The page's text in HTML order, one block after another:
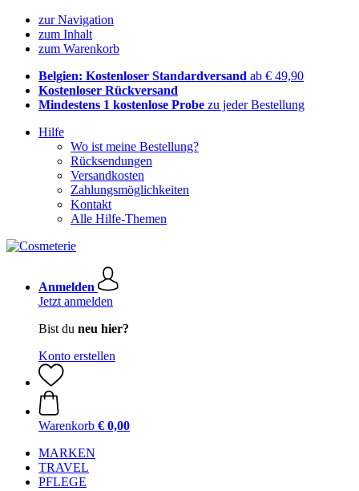
zur Navigation
zum Inhalt
zum Warenkorb
Belgien: Kostenloser Standardversand ab € 49,90
Kostenloser Rückversand
Mindestens 1 kostenlose Probe zu jeder Bestellung
Hilfe
Wo ist meine Bestellung?
Rücksendungen
Versandkosten
Zahlungsmöglichkeiten
Kontakt
Alle Hilfe-Themen
Anmelden
Jetzt anmelden
Bist du neu hier?
Konto erstellen
Warenkorb € 0,00
MARKEN
TRAVEL
PFLEGE